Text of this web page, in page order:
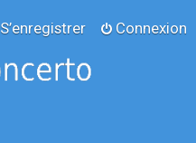
Connexion
S’enregistrer